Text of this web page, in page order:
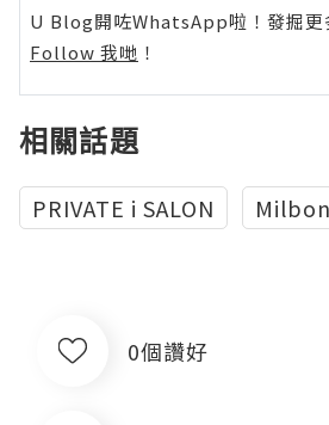
U Blog開咗WhatsApp啦！發掘更
Follow 我哋 ！
相關話題
PRIVATE i SALON Milbon
0個讚好